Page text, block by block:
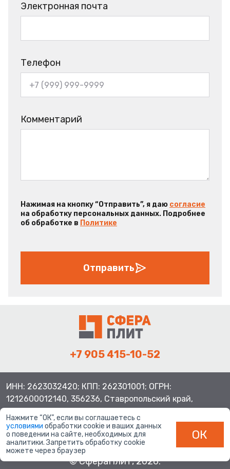
Электронная почта
Телефон
Комментарий
Нажимая на кнопку “Отправить”, я даю согласие
на обработку персональных данных. Подробнее
об обработке в Политике
Отправить
+7 905 415-10-52
ИНН: 2623032420; КПП: 262301001; ОГРН:
1212600012140, 356236, Ставропольский край,
Шпаковский район, с.Верхнерусское, ул.Батайская 3
© СфераПлит, 2026.
Нажмите “ОК”, если вы соглашаетесь с
условиями обработки cookie и ваших данных
о поведении на сайте, необходимых для
аналитики. Запретить обработку cookie
можете через браузер
ОК